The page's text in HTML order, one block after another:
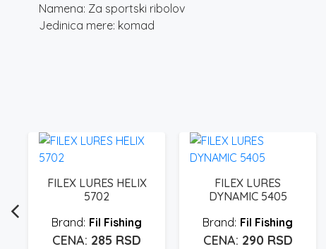
Namena: Za sportski ribolov
Jedinica mere: komad
FILEX LURES HELIX
5702
Fil Fishing
285 RSD
FILEX LURES
DYNAMIC 5405
Fil Fishing
290 RSD